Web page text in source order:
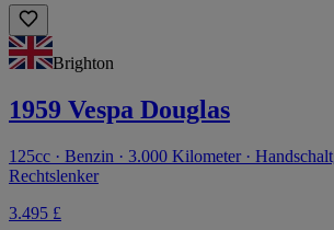
Brighton
1959 Vespa Douglas
125cc · Benzin · 3.000 Kilometer ·
Rechtslenker
3.495 £